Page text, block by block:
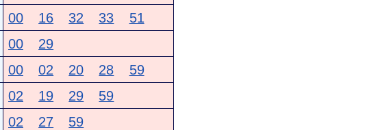
00 16 32 33 51
00 29
00 02 20 28 59
02 19 29 59
02 27 59